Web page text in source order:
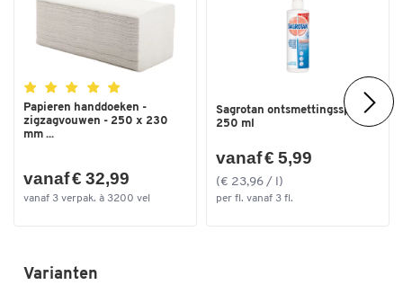
Papieren handdoeken -
zigzagvouwen - 250 x 230
mm ...
vanaf € 32,99
vanaf 3 verpak. à 3200 vel
Sagrotan ontsmettingsspray,
250 ml
vanaf € 5,99
(€ 23,96 / l)
per fl. vanaf 3 fl.
Varianten